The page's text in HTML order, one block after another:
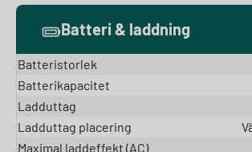
Batteri & laddning
Batteristorlek
Batterikapacitet
Ladduttag
Ladduttag placering
Maximal laddeffekt (AC)